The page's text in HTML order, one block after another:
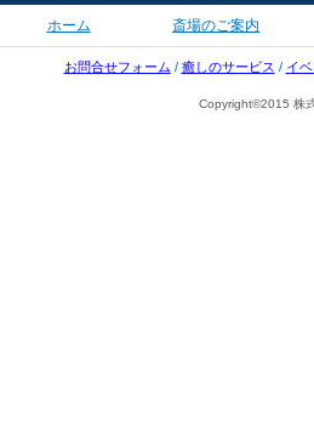
ホーム 斎場のご案内
お問合せフォーム / 癒しのサービス / イ
Copyright©2015 株